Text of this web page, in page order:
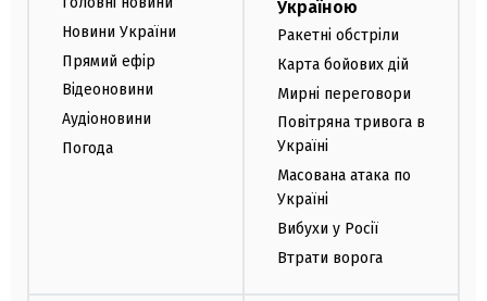
Новини України
Прямий ефір
Відеоновини
Аудіоновини
Погода
Україною
Ракетні обстріли
Карта бойових дій
Мирні переговори
Повітряна тривога в
Україні
Масована атака по
Україні
Вибухи у Росії
Втрати ворога